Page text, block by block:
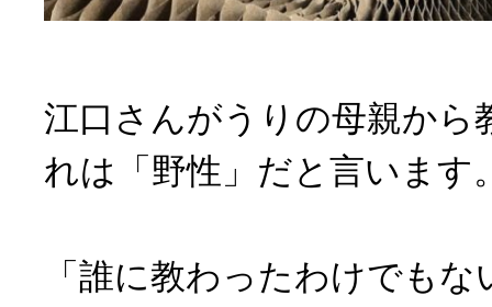
江口さんがうりの母親から
れは「野性」だと言います
「誰に教わったわけでも